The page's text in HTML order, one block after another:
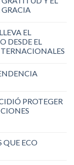
EL
DESDE EL
PROTEGER
QUE ECO